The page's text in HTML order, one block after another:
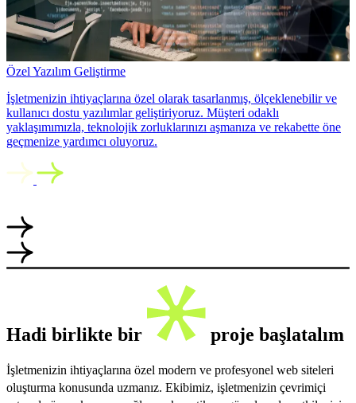
Özel Yazılım Geliştirme
İşletmenizin ihtiyaçlarına özel olarak tasarlanmış, ölçeklenebilir ve
kullanıcı dostu yazılımlar geliştiriyoruz. Müşteri odaklı
yaklaşımımızla, teknolojik zorluklarınızı aşmanıza ve rekabette öne
geçmenize yardımcı oluyoruz.
Hadi birlikte bir proje başlatalım
İşletmenizin ihtiyaçlarına özel modern ve profesyonel web siteleri
oluşturma konusunda uzmanız. Ekibimiz, işletmenizin çevrimiçi